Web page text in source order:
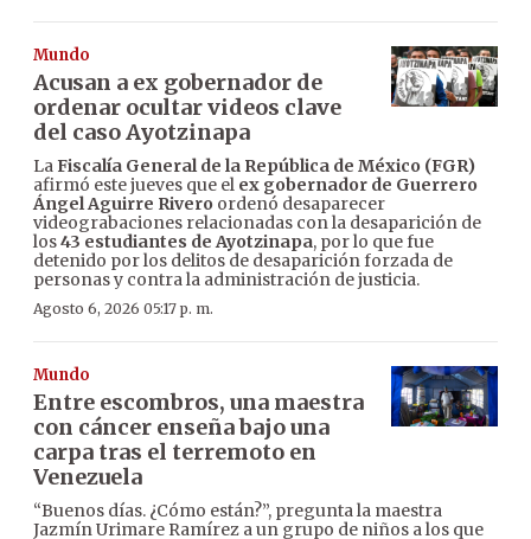
Mundo
Acusan a ex gobernador de
ordenar ocultar videos clave
del caso Ayotzinapa
LaFiscalía General de la República de México (FGR)
afirmó este jueves que el ex gobernador de Guerrero
Ángel Aguirre Rivero ordenó desaparecer
videograbaciones relacionadas con la desaparición de
los43 estudiantes de Ayotzinapa, por lo que fue
detenido por los delitos de desaparición forzada de
personas y contra la administración de justicia.
Agosto 6, 2026 05:17 p. m.
Mundo
Entre escombros, una maestra
con cáncer enseña bajo una
carpa tras el terremoto en
Venezuela
“Buenos días. ¿Cómo están?”, pregunta la maestra
Jazmín Urimare Ramírez a un grupo de niños a los que